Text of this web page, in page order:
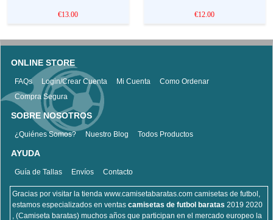
€13.00 €12.00
ONLINE STORE
FAQs Login/Crear Cuenta Mi Cuenta
Como Ordenar
Compra Segura
SOBRE NOSOTROS
¿Quiénes Somos? Nuestro Blog Todos Productos
AYUDA
Guía de Tallas Envíos Contacto
Gracias por visitar la tienda www.camisetabaratas.com camisetas de futbol,
estamos especializados en ventas camisetas de futbol baratas 2019 2020
, (Camiseta baratas) muchos años que participan en el mercado europeo la